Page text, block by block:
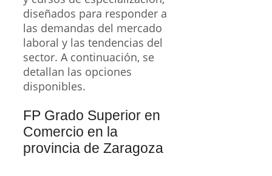
diseñados para responder a
las demandas del mercado
laboral y las tendencias del
sector. A continuación, se
detallan las opciones
disponibles.
FP Grado Superior en
Comercio en la
provincia de Zaragoza